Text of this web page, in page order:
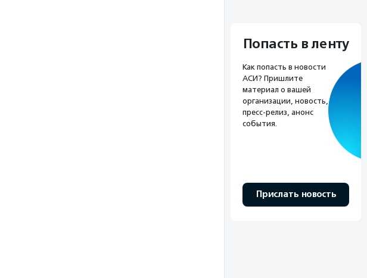
Попасть в ленту
Как попасть в новости
АСИ? Пришлите
материал о вашей
организации, новость,
пресс-релиз, анонс
события.
Прислать новость